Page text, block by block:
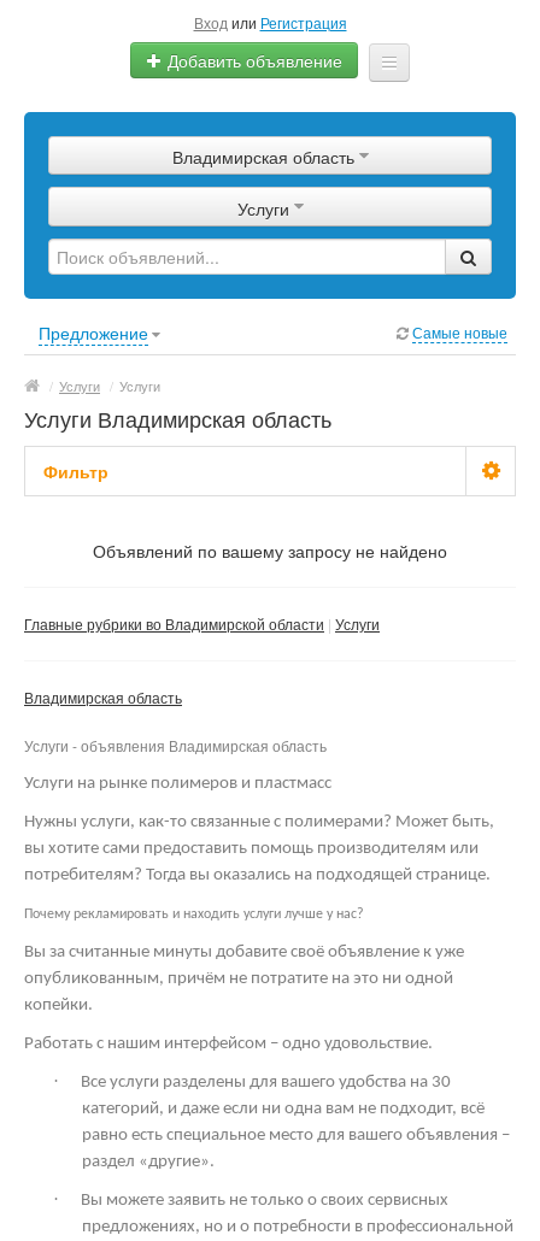
Вход или Регистрация
Добавить объявление
Сырье
Изделия
Оборудование
Владимирская область
Услуги
Предложение Самые новые
/ Услуги / Услуги
Услуги Владимирская область
Фильтр
Не важно
Частные
Применить Сбросить фильтр
Объявлений по вашему запросу не найдено
Главные рубрики во Владимирской области Услуги
Владимирская область
Услуги - объявления Владимирская область
Услуги на рынке полимеров и пластмасс
Нужны услуги, как-то связанные с полимерами? Может быть,
вы хотите сами предоставить помощь производителям или
потребителям? Тогда вы оказались на подходящей странице.
Почему рекламировать и находить услуги лучше у нас?
Вы за считанные минуты добавите своё объявление к уже
опубликованным, причём не потратите на это ни одной
копейки.
Работать с нашим интерфейсом – одно удовольствие.
·
Все услуги разделены для вашего удобства на 30
категорий, и даже если ни одна вам не подходит, всё
равно есть специальное место для вашего объявления –
раздел «другие».
·
Вы можете заявить не только о своих сервисных
предложениях, но и о потребности в профессиональной